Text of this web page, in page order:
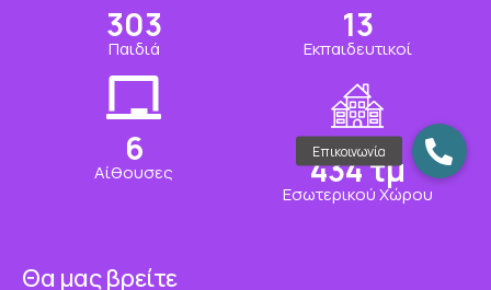
321
Παιδιά
13
Εκπαιδευτικοί
6
Αίθουσες 459τμ
Εσωτερικού Χώρου
Θα μας βρείτε